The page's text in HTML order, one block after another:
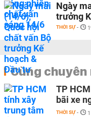
Ngày
trưởng
THỜI SỰ -
Cùng chuyên
TP
bãi xe
THỜI SỰ -